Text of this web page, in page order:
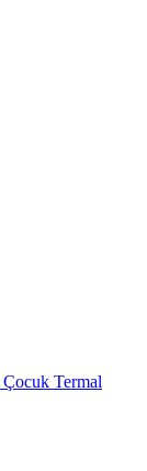
Çocuk Termal